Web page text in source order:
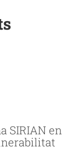
SIRIAN en